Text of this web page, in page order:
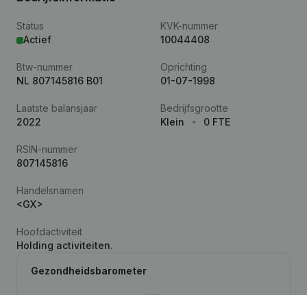
Status
Actief
KVK-nummer
10044408
Btw-nummer
NL 807145816 B01
Oprichting
01-07-1998
Laatste balansjaar
2022
Bedrijfsgrootte
Klein
0 FTE
RSIN-nummer
807145816
Handelsnamen
<GX>
Hoofdactiviteit
Holding activiteiten.
Gezondheidsbarometer